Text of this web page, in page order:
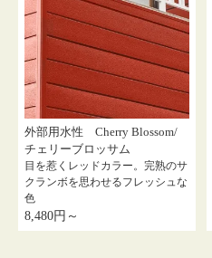
外部用水性 Cherry Blossom/
チェリーブロッサム
目を惹くレッドカラー。完熟のサ
クランボを思わせるフレッシュな
色
8,480円～